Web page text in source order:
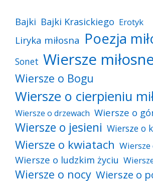
Bajki Bajki Krasickiego Erotyk
Liryka miłosna Poezja
Sonet Wiersze
Wiersze o Bogu
Wiersze o cierpieniu
Wiersze o drzewach Wiersze o
Wiersze o jesieni Wiersze o
Wiersze o kwiatach Wiersze
Wiersze o ludzkim życiu
Wiersze o nocy Wiersze o